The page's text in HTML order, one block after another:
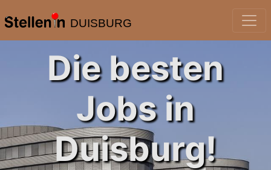
DUISBURG
Die besten
Jobs in
Duisburg!